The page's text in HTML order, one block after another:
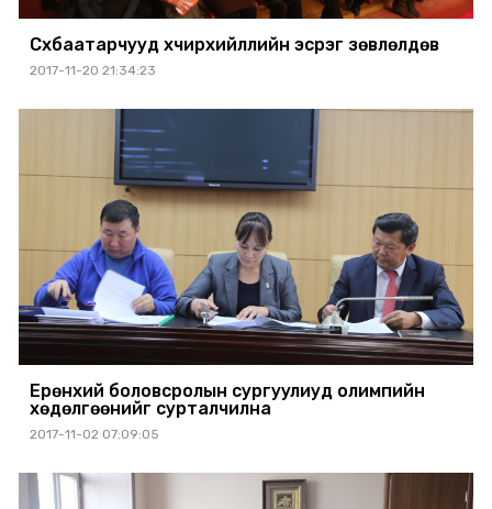
Сүхбаатарчууд хүчирхийллийн эсрэг зөвлөлдөв
2017-11-20 21:34:23
Ерөнхий боловсролын сургуулиуд олимпийн
хөдөлгөөнийг сурталчилна
2017-11-02 07:09:05